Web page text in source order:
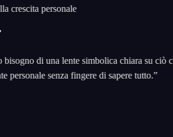
personale
di una lente simbolica chiara su ciò che
senza fingere di sapere tutto.”